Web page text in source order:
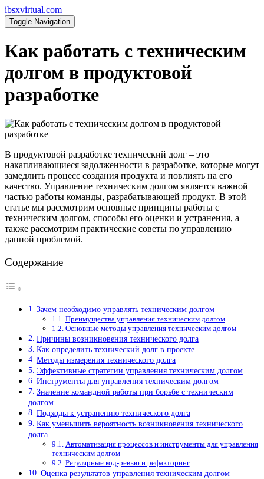
ibsxvirtual.com
Toggle Navigation
Как работать с техническим
долгом в продуктовой
разработке
В продуктовой разработке технический долг – это
накапливающиеся задолженности в разработке, которые могут
замедлить процесс создания продукта и повлиять на его
качество. Управление техническим долгом является важной
частью работы команды, разрабатывающей продукт. В этой
статье мы рассмотрим основные принципы работы с
техническим долгом, способы его оценки и устранения, а
также рассмотрим практические советы по управлению
данной проблемой.
Содержание
Зачем необходимо управлять техническим долгом
Преимущества управления техническим долгом
Основные методы управления техническим долгом
Причины возникновения технического долга
Как определить технический долг в проекте
Методы измерения технического долга
Эффективные стратегии управления техническим долгом
Инструменты для управления техническим долгом
Значение командной работы при борьбе с техническим
долгом
Подходы к устранению технического долга
Как уменьшить вероятность возникновения технического
долга
Автоматизация процессов и инструменты для управления
техническим долгом
Регулярные код-ревью и рефакторинг
Оценка результатов управления техническим долгом